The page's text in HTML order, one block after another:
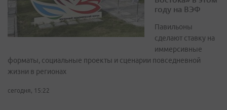
году на ВЭФ
Павильоны
сделают ставку на
иммерсивные
форматы, социальные проекты и сценарии повседневной
жизни в регионах
сегодня, 15:22